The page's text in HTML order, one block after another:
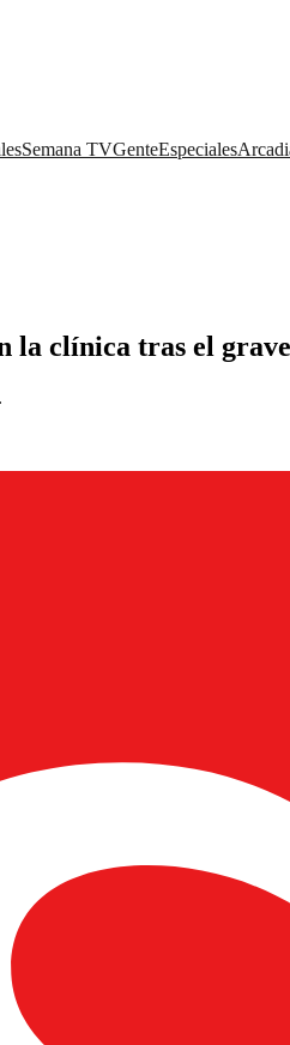
Semana TVGenteEspeciales
la clínica tras el